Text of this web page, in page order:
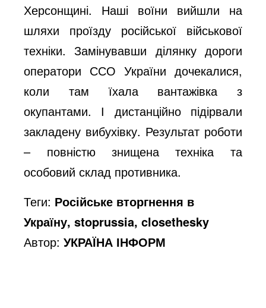
e
o
Херсонщині. Наші воїни вийшли на
шляхи проїзду російської військової
техніки. Замінувавши ділянку дороги
оператори ССО України дочекалися,
коли там їхала вантажівка з
окупантами. І дистанційно підірвали
закладену вибухівку. Результат роботи
– повністю знищена техніка та
особовий склад противника.
Теги: Російське вторгнення в
Україну, stoprussia, closethesky
Автор:УКРАЇНА ІНФОРМ